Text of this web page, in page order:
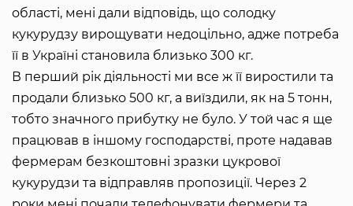
області, мені дали відповідь, що солодку
кукурудзу вирощувати недоцільно, адже потреба
її в Україні становила близько 300 кг.
В перший рік діяльності ми все ж її виростили та
продали близько 500 кг, а виїздили, як на 5 тонн,
тобто значного прибутку не було. У той час я ще
працював в іншому господарстві, проте надавав
фермерам безкоштовні зразки цукрової
кукурудзи та відправляв пропозиції. Через 2